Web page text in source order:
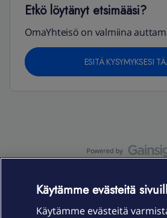
Etkö löytänyt etsimääsi?
OmaYhteisö on valmiina
ESITÄ KYSYMYKSESI
Käytämme evästeitä
Käytämme evästeitä